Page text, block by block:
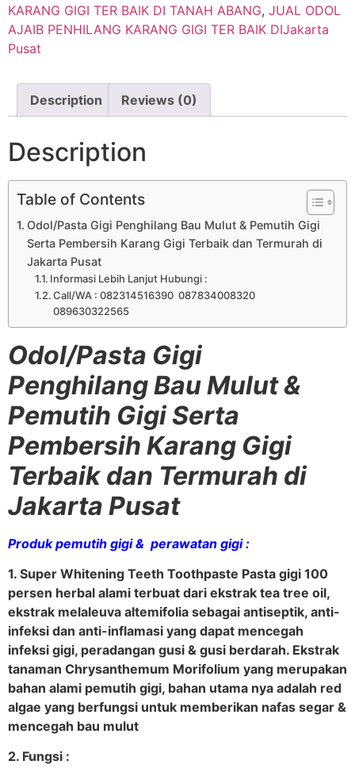
KARANG GIGI TER BAIK DI TANAH ABANG, JUAL ODOL
AJAIB PENHILANG KARANG GIGI TER BAIK DIJakarta
Pusat
Description Reviews (0)
Description
Table of Contents
Odol/Pasta Gigi Penghilang Bau Mulut & Pemutih Gigi
Serta Pembersih Karang Gigi Terbaik dan Termurah di
Jakarta Pusat
Informasi Lebih Lanjut Hubungi :
Call/WA : 082314516390 087834008320
089630322565
Odol/Pasta Gigi
Penghilang Bau Mulut &
Pemutih Gigi Serta
Pembersih Karang Gigi
Terbaik dan Termurah di
Jakarta Pusat
Produk pemutih gigi & perawatan gigi :
1. Super Whitening Teeth Toothpaste Pasta gigi 100
persen herbal alami terbuat dari ekstrak tea tree oil,
ekstrak melaleuva altemifolia sebagai antiseptik, anti-
infeksi dan anti-inflamasi yang dapat mencegah
infeksi gigi, peradangan gusi & gusi berdarah. Ekstrak
tanaman Chrysanthemum Morifolium yang merupakan
bahan alami pemutih gigi, bahan utama nya adalah red
algae yang berfungsi untuk memberikan nafas segar &
mencegah bau mulut
2. Fungsi :